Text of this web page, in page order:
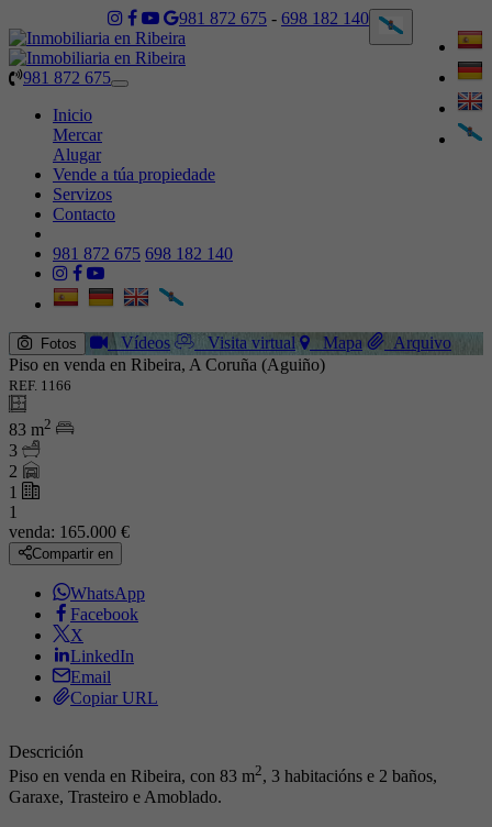
981 872 675 - 698 182 140
981 872 675
Toggle
Inicio
Mercar
Alugar
Vende a túa propiedade
Servizos
Contacto
981 872 675 698 182 140
Fotos Vídeos Visita virtual Mapa
Arquivo
Piso en venda en Ribeira, A Coruña (Aguiño)
REF. 1166
83 m2
3
2
1
1
venda: 165.000 €
Compartir en
WhatsApp
Facebook
X
LinkedIn
Email
Copiar URL
Descrición
Piso en venda en Ribeira, con 83 m2, 3 habitacións e 2 baños,
Garaxe, Trasteiro e Amoblado.